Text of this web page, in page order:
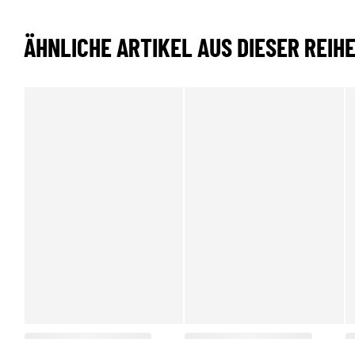
ÄHNLICHE ARTIKEL AUS DIESER REIHE